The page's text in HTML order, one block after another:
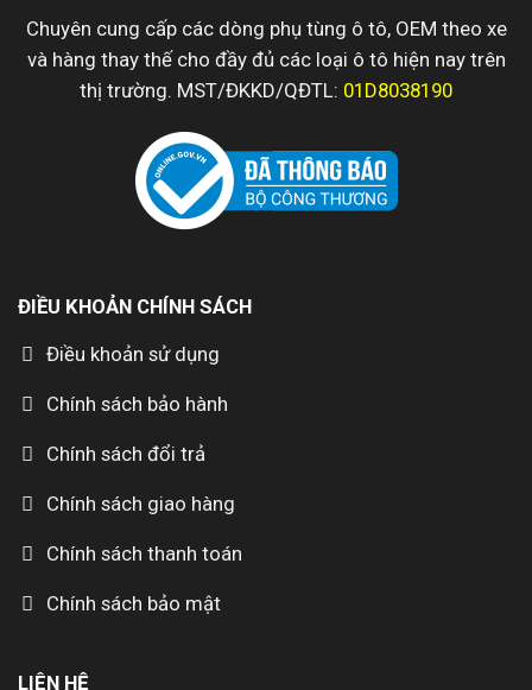
Chuyên cung cấp các dòng phụ tùng ô tô, OEM theo xe
và hàng thay thế cho đầy đủ các loại ô tô hiện nay trên
thị trường. MST/ĐKKD/QĐTL: 01D8038190
ĐIỀU KHOẢN CHÍNH SÁCH
Điều khoản sử dụng
Chính sách bảo hành
Chính sách đổi trả
Chính sách giao hàng
Chính sách thanh toán
Chính sách bảo mật
LIÊN HỆ